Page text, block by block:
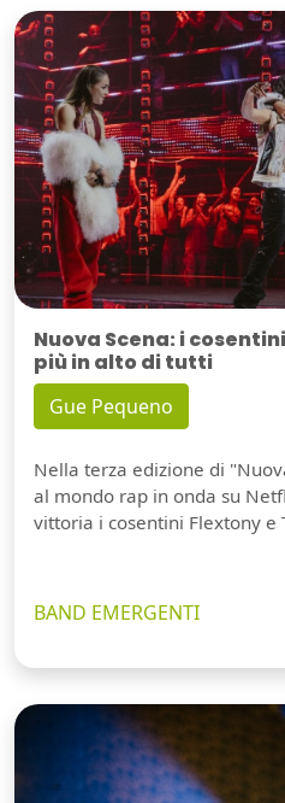
Nuova Scena: i
più in alto di tutti
Gue Pequeno
Nella terza edizione di
al mondo rap in onda su
vittoria i cosentini Flextony e
BAND EMERGENTI